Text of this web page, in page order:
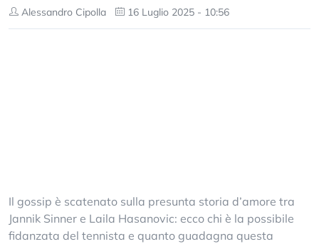
Alessandro Cipolla 16 Luglio 2025 - 10:56
Il gossip è scatenato sulla presunta storia d’amore tra
Jannik Sinner e Laila Hasanovic: ecco chi è la possibile
fidanzata del tennista e quanto guadagna questa